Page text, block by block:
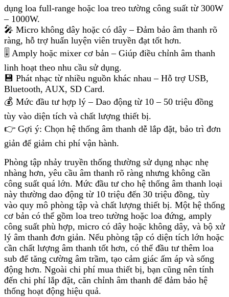
dụng loa full-range hoặc loa treo tường công suất từ 300W
– 1000W.
🎤 Micro không dây hoặc có dây – Đảm bảo âm thanh rõ
ràng, hỗ trợ huấn luyện viên truyền đạt tốt hơn.
🎚 Amply hoặc mixer cơ bản – Giúp điều chỉnh âm thanh
linh hoạt theo nhu cầu sử dụng.
💾 Phát nhạc từ nhiều nguồn khác nhau – Hỗ trợ USB,
Bluetooth, AUX, SD Card.
💰 Mức đầu tư hợp lý – Dao động từ 10 – 50 triệu đồng
tùy vào diện tích và chất lượng thiết bị.
👉 Gợi ý: Chọn hệ thống âm thanh dễ lắp đặt, bảo trì đơn
giản để giảm chi phí vận hành.
Phòng tập nhảy truyền thống thường sử dụng nhạc nhẹ
nhàng hơn, yêu cầu âm thanh rõ ràng nhưng không cần
công suất quá lớn. Mức đầu tư cho hệ thống âm thanh loại
này thường dao động từ 10 triệu đến 30 triệu đồng, tùy
vào quy mô phòng tập và chất lượng thiết bị. Một hệ thống
cơ bản có thể gồm loa treo tường hoặc loa đứng, amply
công suất phù hợp, micro có dây hoặc không dây, và bộ xử
lý âm thanh đơn giản. Nếu phòng tập có diện tích lớn hoặc
cần chất lượng âm thanh tốt hơn, có thể đầu tư thêm loa
sub để tăng cường âm trầm, tạo cảm giác ấm áp và sống
động hơn. Ngoài chi phí mua thiết bị, bạn cũng nên tính
đến chi phí lắp đặt, căn chỉnh âm thanh để đảm bảo hệ
thống hoạt động hiệu quả.